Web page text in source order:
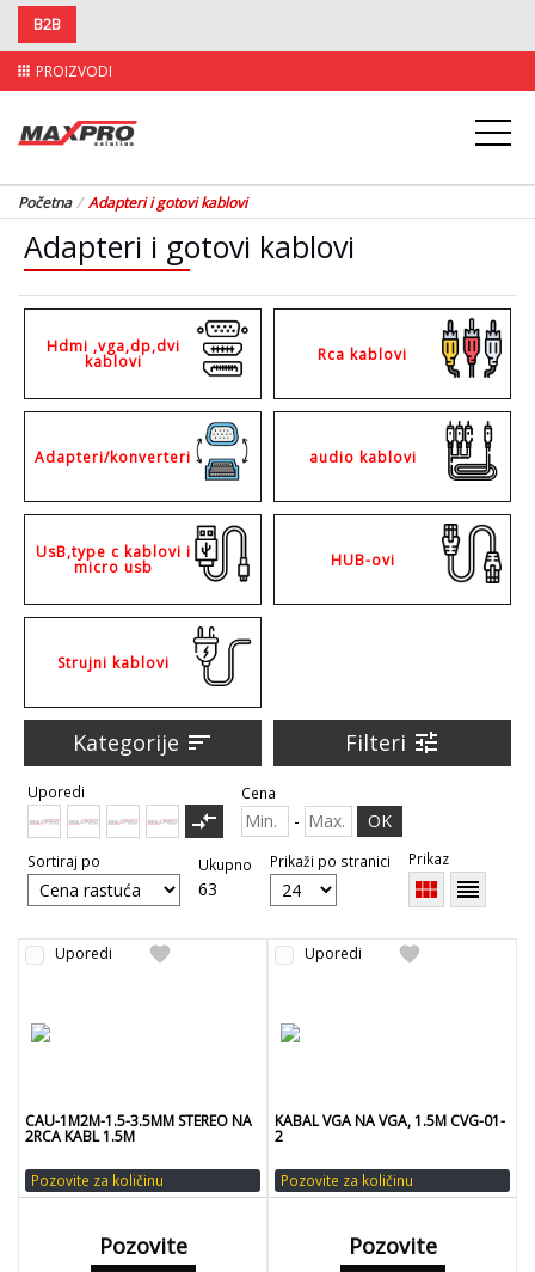
B2B
apps PROIZVODI
Početna Adapteri i gotovi kablovi
Adapteri i gotovi kablovi
Hdmi ,vga,dp,dvi
kablovi Rca kablovi
Adapteri/konverteri audio kablovi
UsB,type c kablovi i
micro usb HUB-ovi
Strujni kablovi
Kategorije sort Filteri tune
Uporedi
compare_arrows
Cena
- OK
Sortiraj po Ukupno
63
Prikaži po stranici Prikaz
view_module reorder
favorite
Uporedi
CAU-1M2M-1.5-3.5MM STEREO NA
2RCA KABL 1.5M
Pozovite za količinu
Pozovite
favorite
Uporedi
KABAL VGA NA VGA, 1.5M CVG-01-
2
Pozovite za količinu
Pozovite